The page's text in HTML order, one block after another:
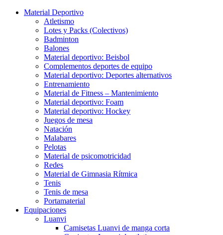
Material Deportivo
Atletismo
Lotes y Packs (Colectivos)
Badminton
Balones
Material deportivo: Beisbol
Complementos deportes de equipo
Material deportivo: Deportes alternativos
Entrenamiento
Material de Fitness – Mantenimiento
Material deportivo: Foam
Material deportivo: Hockey
Juegos de mesa
Natación
Malabares
Pelotas
Material de psicomotricidad
Redes
Material de Gimnasia Rítmica
Tenis
Tenis de mesa
Portamaterial
Equipaciones
Luanvi
Camisetas Luanvi de manga corta